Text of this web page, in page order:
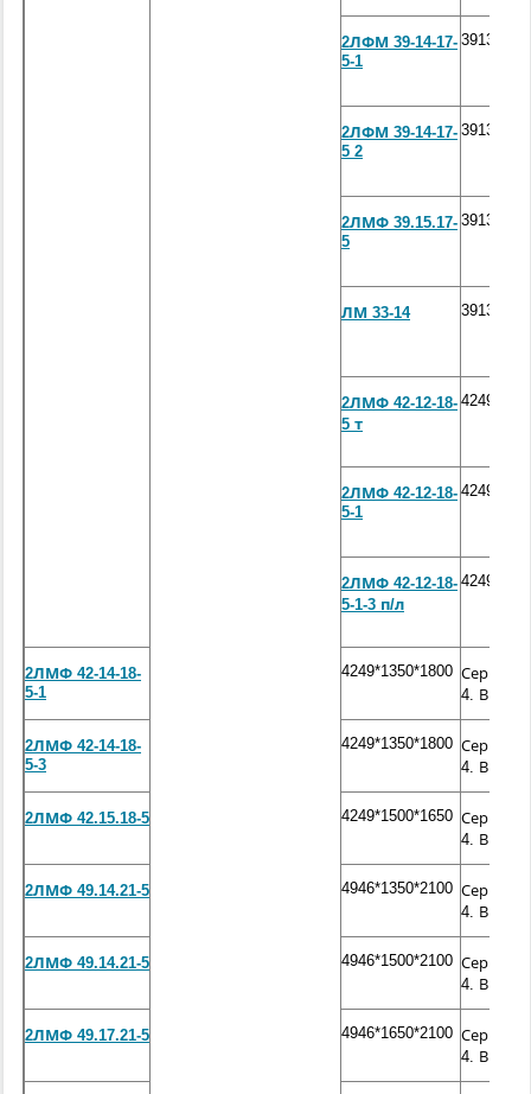
2ЛФМ 39-14-17-
5-1
2ЛФМ 39-14-17-
5 2
2ЛМФ 39.15.17-
5
ЛМ 33-14
2ЛМФ 42-12-18-
5 т
2ЛМФ 42-12-18-
5-1
2ЛМФ 42-12-18-
5-1-3 п/л
2ЛМФ 42-14-18-
5-1
4249*1350*1800 Серия
4.
2ЛМФ 42-14-18-
5-3
4249*1350*1800 Серия
4.
2ЛМФ 42.15.18-5 4249*1500*1650 Серия
4.
2ЛМФ 49.14.21-5 4946*1350*2100 Серия
4.
2ЛМФ 49.14.21-5 4946*1500*2100 Серия
4.
2ЛМФ 49.17.21-5 4946*1650*2100 Серия
4.